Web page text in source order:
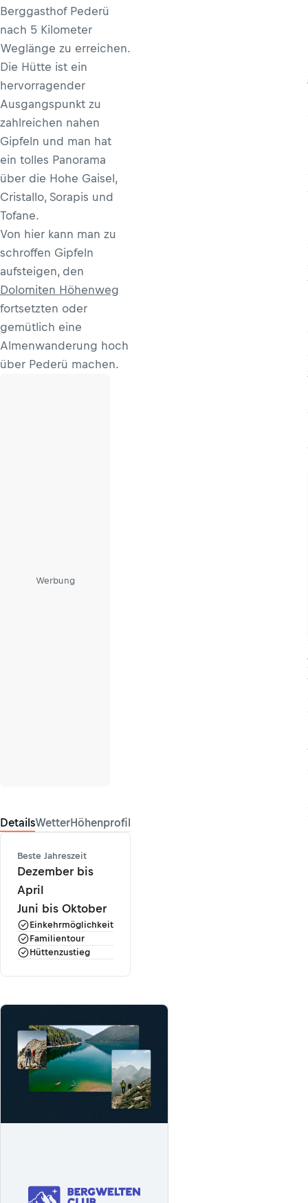
Berggasthof Pederü
nach 5 Kilometer
Weglänge zu erreichen.
Die Hütte ist ein
hervorragender
Ausgangspunkt zu
zahlreichen nahen
Gipfeln und man hat
ein tolles Panorama
über die Hohe Gaisel,
Cristallo, Sorapis und
Tofane.
Von hier kann man zu
schroffen Gipfeln
aufsteigen, den
Dolomiten Höhenweg
fortsetzten oder
gemütlich eine
Almenwanderung hoch
über Pederü machen.
Werbung
DetailsWetterHöhenprofil
Beste Jahreszeit
Dezember bis
April
Juni bis Oktober
Einkehrmöglichkeit
Familientour
Hüttenzustieg